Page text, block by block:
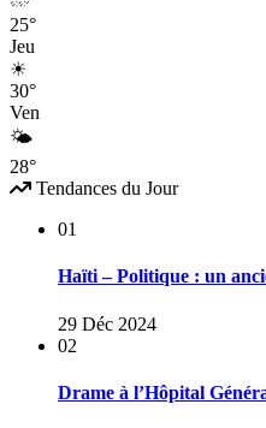
25°
Jeu
☀
30°
Ven
🌤
28°
Tendances du Jour
01
Haïti – Politique : un
29 Déc 2024
02
Drame à l’Hôpital